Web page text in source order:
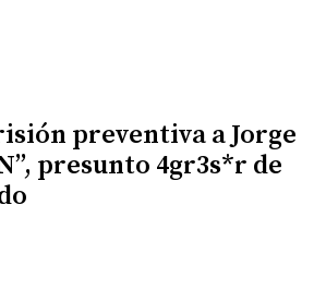
preventiva a Jorge
presunto 4gr3s*r de